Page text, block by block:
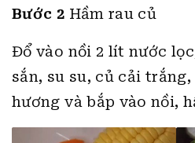
Bước 2 Hầm rau củ
Đổ vào nồi 2 lít nước
sắn, su su, củ cải
hương và bắp vào nồi,